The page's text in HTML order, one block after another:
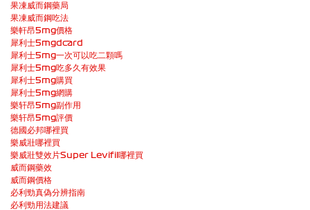
果凍威而鋼藥局
果凍威而鋼吃法
樂軒昂5mg價格
犀利士5mgdcard
犀利士5mg一次可以吃二顆嗎
犀利士5mg吃多久有效果
犀利士5mg購買
犀利士5mg網購
樂轩昂5mg副作用
樂轩昂5mg評價
德國必邦哪裡買
樂威壯哪裡買
樂威壯雙效片Super Levifil哪裡買
威而鋼藥效
威而鋼價格
必利勁真偽分辨指南
必利勁用法建議